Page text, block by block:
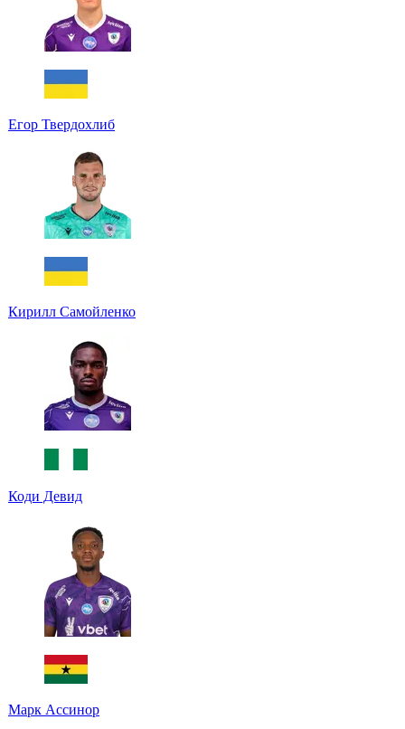
Егор Твердохлиб
Кирилл Самойленко
Коди Девид
Марк Ассинор